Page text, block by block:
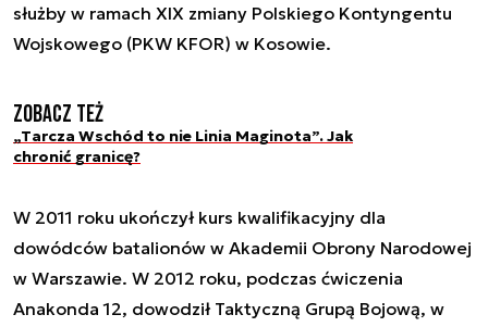
służby w ramach XIX zmiany Polskiego Kontyngentu
Wojskowego (PKW KFOR) w Kosowie.
Zobacz też
„Tarcza Wschód to nie Linia Maginota”. Jak
chronić granicę?
W 2011 roku ukończył kurs kwalifikacyjny dla
dowódców batalionów w Akademii Obrony Narodowej
w Warszawie. W 2012 roku, podczas ćwiczenia
Anakonda 12, dowodził Taktyczną Grupą Bojową, w